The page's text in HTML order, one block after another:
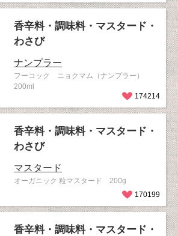
香辛料・調味料・マスタード・
わさび
ナンプラー
フーコック ニョクマム（ナンプラー）
200ml
174214
香辛料・調味料・マスタード・
わさび
マスタード
オーガニック 粒マスタード 200g
170199
香辛料・調味料・マスタード・